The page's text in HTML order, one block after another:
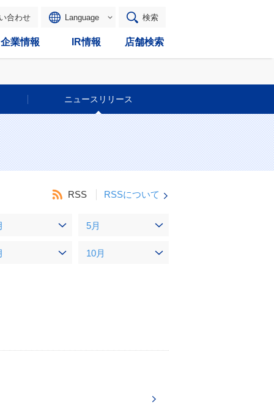
合わせ Language 検索
企業情報 IR情報 店舗検索
ニュースリリース
RSS RSSについて
5月
10月